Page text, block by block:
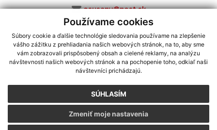
Používame cookies
Súbory cookie a ďalšie technológie sledovania používame na zlepšenie
vášho zážitku z prehliadania našich webových stránok, na to, aby sme
vám zobrazovali prispôsobený obsah a cielené reklamy, na analýzu
návštevnosti našich webových stránok a na pochopenie toho, odkiaľ naši
návštevníci prichádzajú.
SÚHLASÍM
Zmeniť moje nastavenia
osusany@post.sk
využite možnosť získavania aktuálnych informácií s využitím RSS
CMS systém (redakčný) systém ECHELON 2,Mapa stránok,web portál
webex.digital, s.r.o.,domény,registrácia domény
Posledná aktualizácia:02.08.2026
Vytlačiť stránku|Vyhlásenie o prístupnosti